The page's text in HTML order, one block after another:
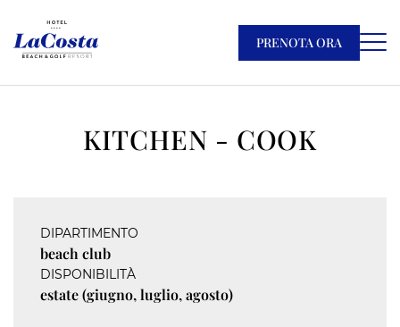
PRENOTA ORA
KITCHEN - COOK
DIPARTIMENTO
beach club
DISPONIBILITÀ
estate (giugno, luglio, agosto)